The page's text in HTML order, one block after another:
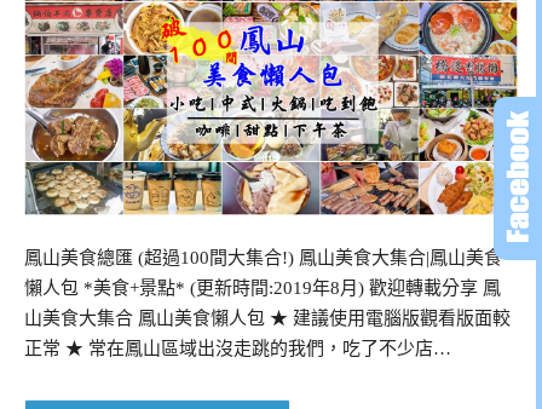
鳳山美食總匯 (超過100間大集合!) 鳳山美食大集合|鳳山美食
懶人包 *美食+景點* (更新時間:2019年8月) 歡迎轉載分享 鳳
山美食大集合 鳳山美食懶人包 ★ 建議使用電腦版觀看版面較
正常 ★ 常在鳳山區域出沒走跳的我們，吃了不少店…